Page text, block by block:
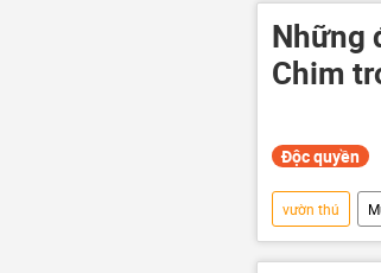
Những
Chim
Độc quyền
vườn thú
mưa